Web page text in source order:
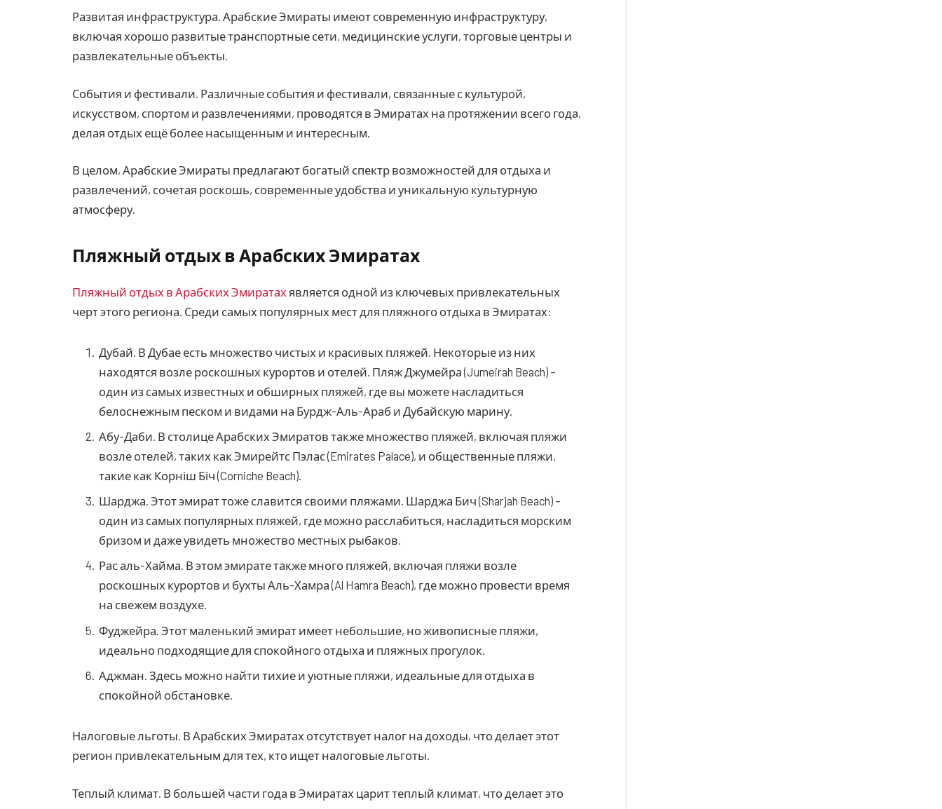
Развитая инфраструктура. Арабские Эмираты имеют современную инфраструктуру,
включая хорошо развитые транспортные сети, медицинские услуги, торговые центры и
развлекательные объекты.
События и фестивали. Различные события и фестивали, связанные с культурой,
искусством, спортом и развлечениями, проводятся в Эмиратах на протяжении всего года,
делая отдых ещё более насыщенным и интересным.
В целом, Арабские Эмираты предлагают богатый спектр возможностей для отдыха и
развлечений, сочетая роскошь, современные удобства и уникальную культурную
атмосферу.
Пляжный отдых в Арабских Эмиратах
Пляжный отдых в Арабских Эмиратах является одной из ключевых привлекательных
черт этого региона. Среди самых популярных мест для пляжного отдыха в Эмиратах:
Дубай. В Дубае есть множество чистых и красивых пляжей. Некоторые из них
находятся возле роскошных курортов и отелей. Пляж Джумейра (Jumeirah Beach) –
один из самых известных и обширных пляжей, где вы можете насладиться
белоснежным песком и видами на Бурдж-Аль-Араб и Дубайскую марину.
Абу-Даби. В столице Арабских Эмиратов также множество пляжей, включая пляжи
возле отелей, таких как Эмирейтс Пэлас (Emirates Palace), и общественные пляжи,
такие как Корніш Біч (Corniche Beach).
Шарджа. Этот эмират тоже славится своими пляжами. Шарджа Бич (Sharjah Beach) –
один из самых популярных пляжей, где можно расслабиться, насладиться морским
бризом и даже увидеть множество местных рыбаков.
Рас аль-Хайма. В этом эмирате также много пляжей, включая пляжи возле
роскошных курортов и бухты Аль-Хамра (Al Hamra Beach), где можно провести время
на свежем воздухе.
Фуджейра. Этот маленький эмират имеет небольшие, но живописные пляжи,
идеально подходящие для спокойного отдыха и пляжных прогулок.
Аджман. Здесь можно найти тихие и уютные пляжи, идеальные для отдыха в
спокойной обстановке.
Налоговые льготы. В Арабских Эмиратах отсутствует налог на доходы, что делает этот
регион привлекательным для тех, кто ищет налоговые льготы.
Теплый климат. В большей части года в Эмиратах царит теплый климат, что делает это